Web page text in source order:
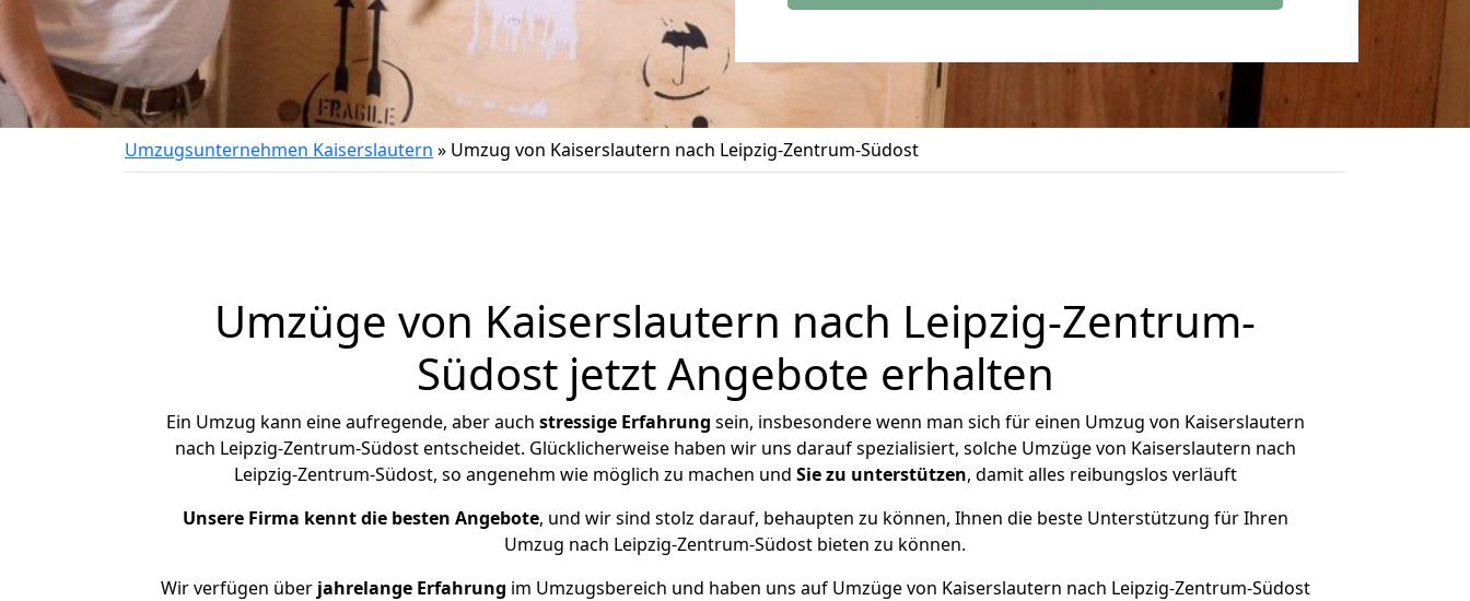
Umzugsunternehmen Kaiserslautern » Umzug von Kaiserslautern nach Leipzig-Zentrum-Südost
Umzüge von Kaiserslautern nach Leipzig-Zentrum-
Südost jetzt Angebote erhalten
Ein Umzug kann eine aufregende, aber auch stressige Erfahrung sein, insbesondere wenn man sich für einen Umzug von Kaiserslautern
nach Leipzig-Zentrum-Südost entscheidet. Glücklicherweise haben wir uns darauf spezialisiert, solche Umzüge von Kaiserslautern nach
Leipzig-Zentrum-Südost, so angenehm wie möglich zu machen und Sie zu unterstützen, damit alles reibungslos verläuft
Unsere Firma kennt die besten Angebote, und wir sind stolz darauf, behaupten zu können, Ihnen die beste Unterstützung für Ihren
Umzug nach Leipzig-Zentrum-Südost bieten zu können.
Wir verfügen überjahrelange Erfahrung im Umzugsbereich und haben uns auf Umzüge von Kaiserslautern nach Leipzig-Zentrum-Südost